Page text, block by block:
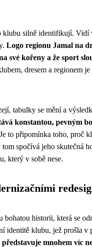
klubu silně identifikují. Vidí
Logo regionu Jamal na
své kořeny a že sport
dresem a regionem
tabulky se mění a
konstantou, pevným
Je to připomínka toho, proč
spočívá jeho skutečná
který v sobě nese.
historii, která se
identitě klubu, jež prošla v
představuje mnohem víc